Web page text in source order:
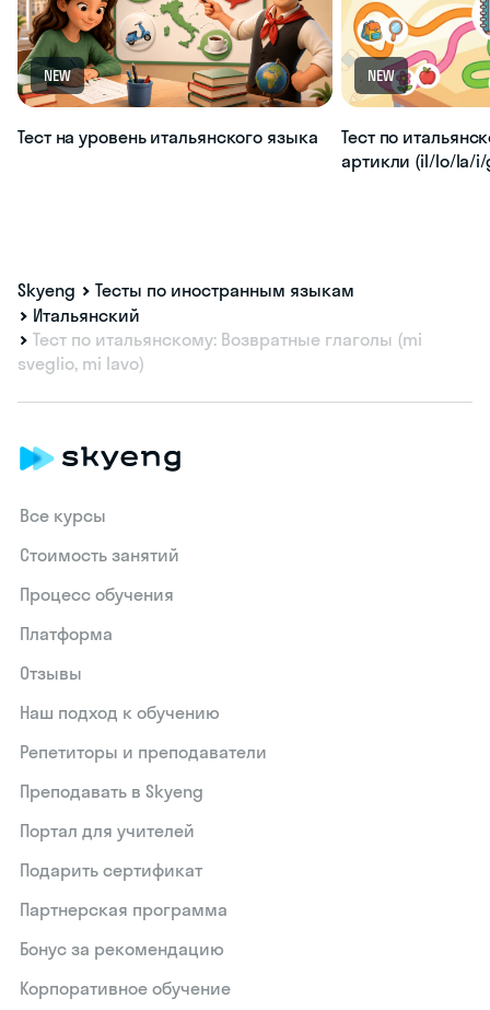
NEW
Тест на уровень итальянского языка
NEW
Тест по
артикли (il/lo/la/
Skyeng
Тесты по иностранным языкам
Итальянский
Тест по итальянскому: Возвратные глаголы (mi
sveglio, mi lavo)
Все курсы
Стоимость занятий
Процесс обучения
Платформа
Отзывы
Наш подход к обучению
Репетиторы и преподаватели
Преподавать в Skyeng
Портал для учителей
Подарить сертификат
Партнерская программа
Бонус за рекомендацию
Корпоративное обучение